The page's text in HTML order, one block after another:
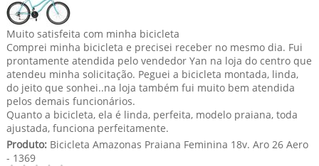
Muito satisfeita com minha bicicleta
Comprei minha bicicleta e precisei receber no mesmo dia. Fui
prontamente atendida pelo vendedor Yan na loja do centro que
atendeu minha solicitação. Peguei a bicicleta montada, linda,
do jeito que sonhei..na loja também fui muito bem atendida
pelos demais funcionários.
Quanto a bicicleta, ela é linda, perfeita, modelo praiana, toda
ajustada, funciona perfeitamente.
Produto:Bicicleta Amazonas Praiana Feminina 18v. Aro 26 Aero
- 1369